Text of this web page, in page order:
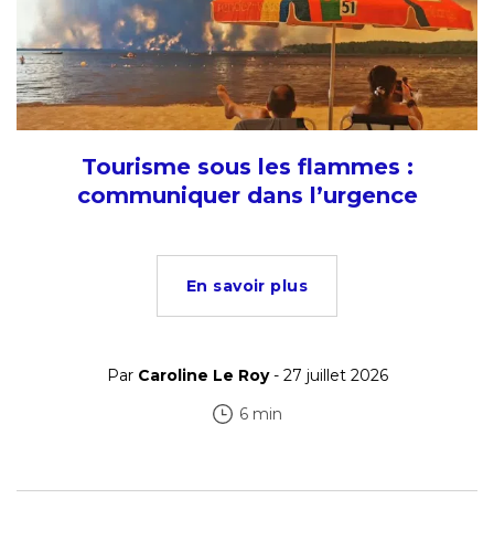
Tourisme sous les flammes :
communiquer dans l’urgence
En savoir plus
Par Caroline Le Roy- 27 juillet 2026
6 min